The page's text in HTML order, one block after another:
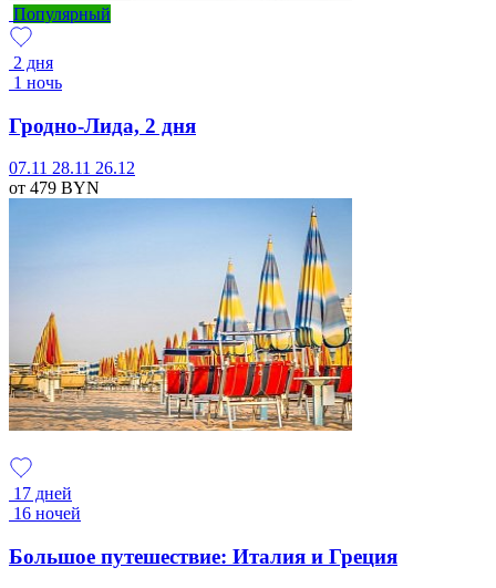
Популярный
2 дня
1 ночь
Гродно-Лида, 2 дня
07.11 28.11 26.12
от 479 BYN
17 дней
16 ночей
Большое путешествие: Италия и Греция